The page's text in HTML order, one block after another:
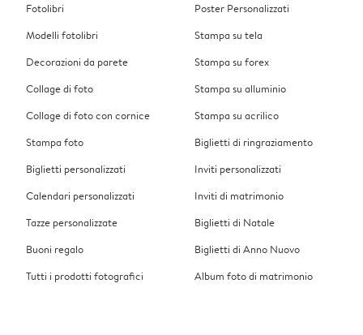
Fotolibri
Modelli fotolibri
Decorazioni da parete
Collage di foto
Collage di foto con cornice
Stampa foto
Biglietti personalizzati
Calendari personalizzati
Tazze personalizzate
Buoni regalo
Tutti i prodotti fotografici
Poster Personalizzati
Stampa su tela
Stampa su forex
Stampa su alluminio
Stampa su acrilico
Biglietti di ringraziamento
Inviti personalizzati
Inviti di matrimonio
Biglietti di Natale
Biglietti di Anno Nuovo
Album foto di matrimonio